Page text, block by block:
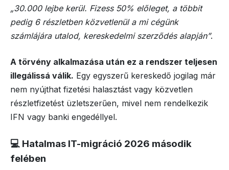
„30.000 lejbe kerül. Fizess 50% előleget, a többit
pedig 6 részletben közvetlenül a mi cégünk
számlájára utalod, kereskedelmi szerződés alapján”.
A törvény alkalmazása után ez a rendszer teljesen
illegálissá válik. Egy egyszerű kereskedő jogilag már
nem nyújthat fizetési halasztást vagy közvetlen
részletfizetést üzletszerűen, mivel nem rendelkezik
IFN vagy banki engedéllyel.
💻 Hatalmas IT-migráció 2026 második
felében